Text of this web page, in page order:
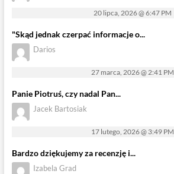
20 lipca, 2026 @ 6:47 PM
"Skąd jednak czerpać informacje o...
Darios
27 marca, 2026 @ 2:41 PM
Panie Piotruś, czy nadal Pan...
Jacek Bartosiak
17 lutego, 2026 @ 3:49 PM
Bardzo dziękujemy za recenzję i...
Izabela Grad